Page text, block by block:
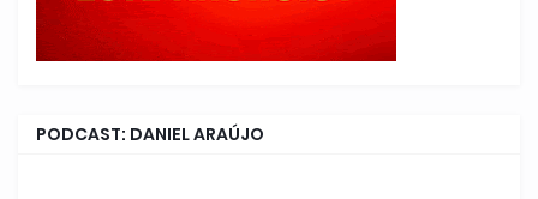
PODCAST: DANIEL ARAÚJO